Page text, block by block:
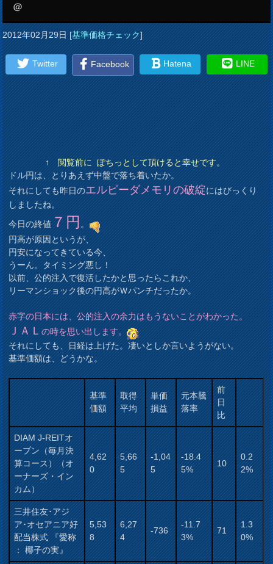
＠
2012年02月29日[基準価格チェック]
Twitter Facebook Hatena LINE
↑ 閲覧前に ぽちっとして頂けると幸せです。
ドル円は、とりあえず中盤で落ち着いたか。
それにしても昨日のエルピーダメモリの破綻にはびっくり
しましたね。
今日の終値７円。
円高が原因というが、
円安になってきている今、
うーん。タイミング悪し！
以前、公的注入で復活したかと思ったらこれか、
リーマンショック後の円高がＷパンチだったか。
赤字の日本には、公的注入の余力はもうないことがわかった。
ＪＡＬの時を思い出します。
それにしても、日経は上げた。凄いとしか言いようがない。
基準価額は、どうかな。
基準
価額
取得
平均
単価
損益
元本騰
落率
前
日
比
DIAM J-REITオ
ープン（毎月決
算コース）（オ
ーナーズ・イン
カム）
4,62
0
5,66
5
-1,04
5
-18.4
5%
10
0.2
2%
三井住友･アジ
ア･オセアニア好
配当株式 『愛称
： 椰子の実』
5,53
8
6,27
4
-736
-11.7
3%
71
1.3
0%